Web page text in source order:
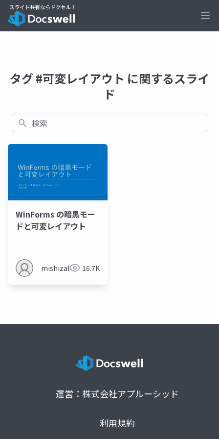
タグ #可変レイアウト に関するスライ
ド
検索
WinForms の暗黒モー
ドと可変レイアウト
mishizaki 16.7K
運営：株式会社アプルーシッド
利用規約